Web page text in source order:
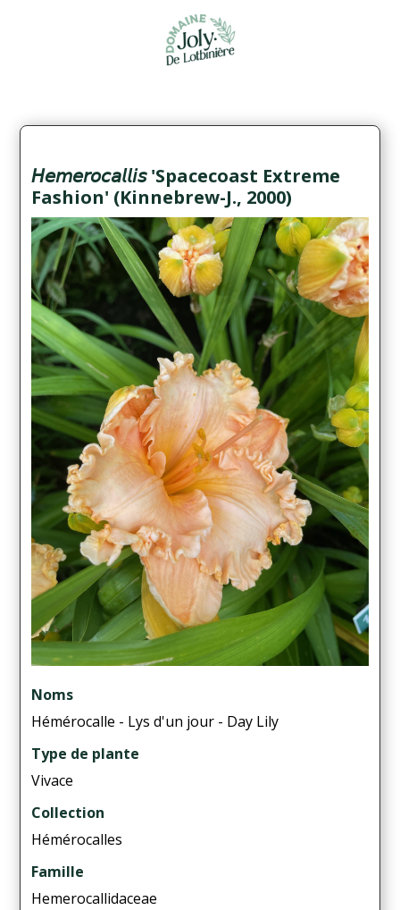
𝘏𝘦𝘮𝘦𝘳𝘰𝘤𝘢𝘭𝘭𝘪𝘴 'Spacecoast Extreme
Fashion' (Kinnebrew-J., 2000)
Noms
Hémérocalle - Lys d'un jour - Day Lily
Type de plante
Vivace
Collection
Hémérocalles
Famille
Hemerocallidaceae